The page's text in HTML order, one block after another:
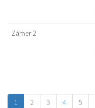
Zámer 2
1 2 3 4 5